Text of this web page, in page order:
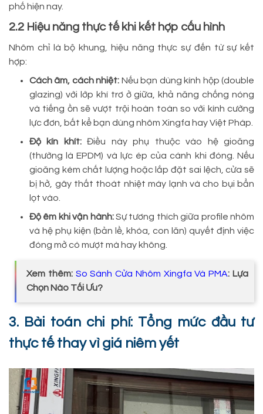
phố hiện nay.
2.2 Hiệu năng thực tế khi kết hợp cấu hình
Nhôm chỉ là bộ khung, hiệu năng thực sự đến từ sự kết
hợp:
Cách âm, cách nhiệt: Nếu bạn dùng kính hộp (double
glazing) với lớp khí trơ ở giữa, khả năng chống nóng
và tiếng ồn sẽ vượt trội hoàn toàn so với kính cường
lực đơn, bất kể bạn dùng nhôm Xingfa hay Việt Pháp.
Độ kín khít:Điều này phụ thuộc vào hệ gioăng
(thường là EPDM) và lực ép của cánh khi đóng. Nếu
gioăng kém chất lượng hoặc lắp đặt sai lệch, cửa sẽ
bị hở, gây thất thoát nhiệt máy lạnh và cho bụi bẩn
lọt vào.
Độ êm khi vận hành:Sự tương thích giữa profile nhôm
và hệ phụ kiện (bản lề, khóa, con lăn) quyết định việc
đóng mở có mượt mà hay không.
Xem thêm: So Sánh Cửa Nhôm Xingfa Và PMA: Lựa
Chọn Nào Tối Ưu?
3. Bài toán chi phí: Tổng mức đầu tư
thực tế thay vì giá niêm yết